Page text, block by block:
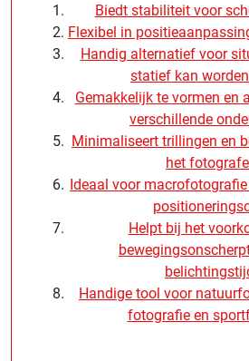
Biedt stabiliteit voor
Flexibel in
Handig alternatief voor
statief kan
Gemakkelijk te vormen en
verschillende
Minimaliseert trillingen en
het
Ideaal voor
Helpt bij het
Handige tool voor
fotografie en